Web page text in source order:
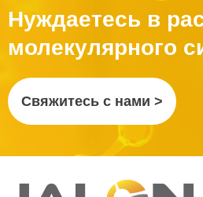
Нуждаетесь в
молекулярного
Свяжитесь с нами >